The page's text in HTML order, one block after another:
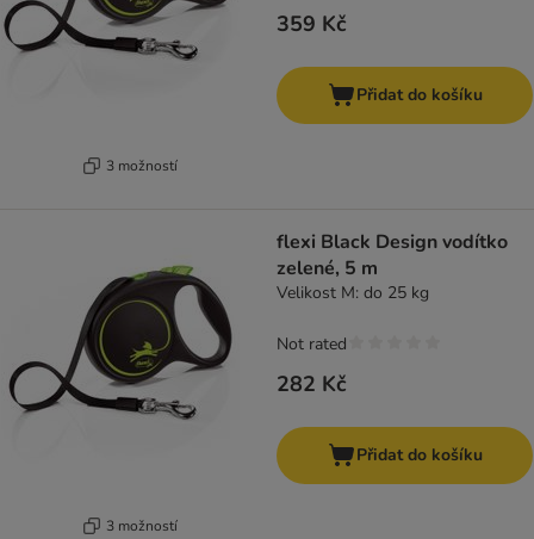
3 možností
359 Kč
Přidat do košíku
3 možností
flexi Black Design vodítko
zelené, 5 m
Velikost M: do 25 kg
282 Kč
Not rated
Přidat do košíku